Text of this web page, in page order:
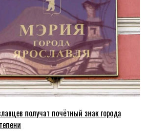
получат почётный знак города